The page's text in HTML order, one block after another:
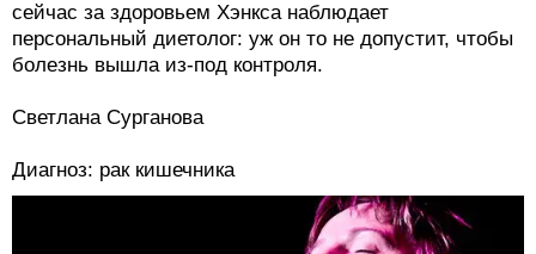
сейчас за здоровьем Хэнкса наблюдает
персональный диетолог: уж он то не допустит, чтобы
болезнь вышла из-под контроля.
Светлана Сурганова
Диагноз: рак кишечника